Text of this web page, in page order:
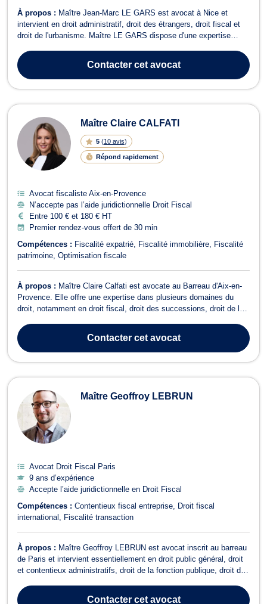
À propos : Maître Jean-Marc LE GARS est avocat à Nice et
intervient en droit administratif, droit des étrangers, droit fiscal et
droit de l'urbanisme. Maître LE GARS dispose d'une expertise
l'administration ou avec les organismes sociaux, en cas de
décisions administr...Contactercet avocat
Maître Claire CALFATI
5 (10 avis)
Répond rapidement
Avocat fiscaliste Aix-en-Provence
N’accepte pas l’aide juridictionnelle Droit Fiscal
Entre 100 € et 180 € HT
Premier rendez-vous offert de 30 min
Compétences : Fiscalité expatrié Fiscalité immobilière
Fiscalité
patrimoine Optimisation fiscale
À propos : Maître Claire Calfati est avocate au Barreau d'Aix-en-
Provence. Elle offre une expertise dans plusieurs domaines du
droit, notamment en droit fiscal, droit des successions, droit de la
dommage corporel. Humaine et dynamique, Maître Calfati est
pleinement i...
Contactercet avocat
Maître Geoffroy LEBRUN
Avocat Droit Fiscal Paris
9 ans d’expérience
Accepte l’aide juridictionnelle en Droit Fiscal
Compétences : Contentieux fiscal entreprise
Droit fiscal
international
Fiscalité transaction
À propos : Maître Geoffroy LEBRUN est avocat inscrit au barreau
de Paris et intervient essentiellement en droit public général, droit
et contentieux administratifs, droit de la fonction publique, droit de
l'éducation. Il collabore également - depuis son inscription au
Contactercet avocat